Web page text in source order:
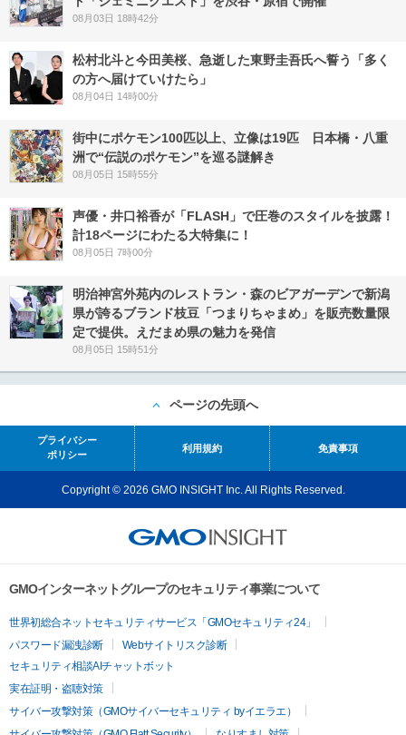
08月03日 18時42分
松村北斗と今田美桜、急逝した東野圭吾氏へ誓う「多く
の方へ届けていけたら」
08月04日 14時00分
街中にポケモン100匹以上、立像は19匹 日本橋・八重
洲で“伝説のポケモン”を巡る謎解き
08月05日 15時55分
声優・井口裕香が「FLASH」で圧巻のスタイルを披露！
計18ページにわたる大特集に！
08月05日 7時00分
明治神宮外苑内のレストラン・森のビアガーデンで新潟
県が誇るブランド枝豆「つまりちゃまめ」を販売数量限
定で提供。えだまめ県の魅力を発信
08月05日 15時51分
ページの先頭へ
プライバシー
ポリシー
利用規約 免責事項
Copyright © 2026 GMO INSIGHT Inc. All Rights Reserved.
GMOインターネットグループのセキュリティ事業について
世界初総合ネットセキュリティサービス「GMOセキュリティ24」
パスワード漏洩診断
Webサイトリスク診断
セキュリティ相談AIチャットボット
実在証明・盗聴対策
サイバー攻撃対策（GMOサイバーセキュリティ byイエラエ）